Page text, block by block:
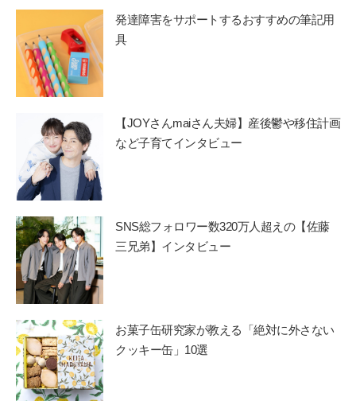
発達障害をサポートするおすすめの筆記用
具
【JOYさんmaiさん夫婦】産後鬱や移住計画
など子育てインタビュー
SNS総フォロワー数320万人超えの【佐藤
三兄弟】インタビュー
お菓子缶研究家が教える「絶対に外さない
クッキー缶」10選